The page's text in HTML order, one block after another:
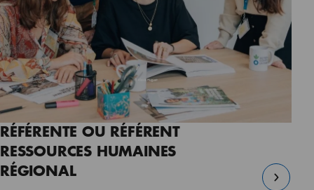
RÉFÉRENTE OU RÉFÉRENT
RESSOURCES HUMAINES
RÉGIONAL